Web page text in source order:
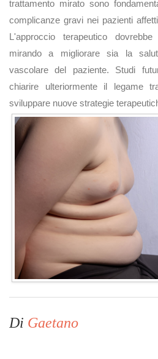
trattamento mirato sono
complicanze gravi nei pazienti
L'approccio terapeutico
mirando a migliorare sia la
vascolare del paziente. Studi
chiarire ulteriormente il legame
sviluppare nuove strategie
Di Gaetano